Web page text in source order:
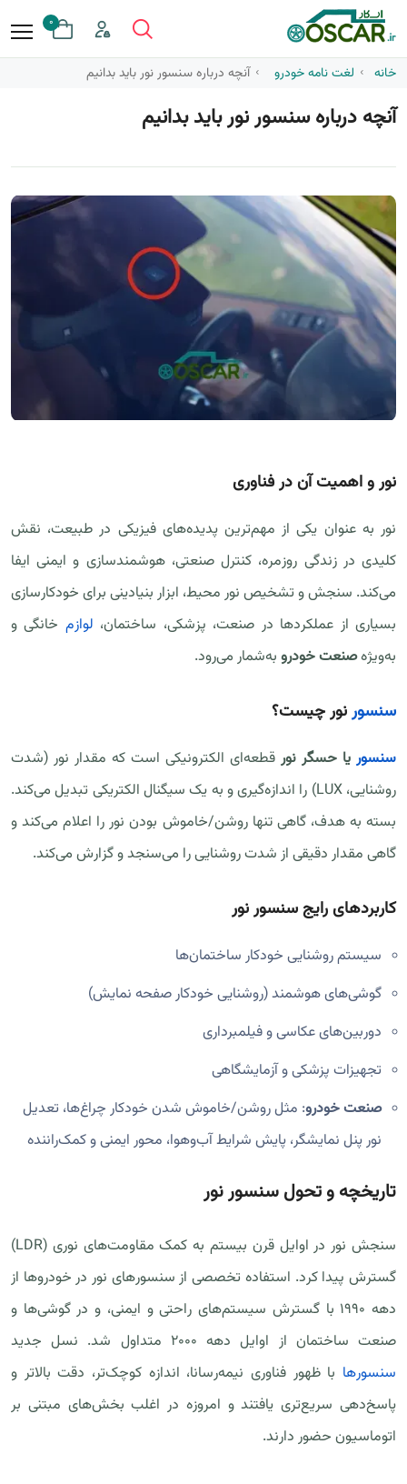
0
خانه لغت نامه خودرو آنچه درباره سنسور نور باید بدانیم
آنچه درباره سنسور نور باید بدانیم
نور و اهمیت آن در فناوری
نور به عنوان یکی از مهم‌ترین پدیده‌های فیزیکی در طبیعت، نقش
کلیدی در زندگی روزمره، کنترل صنعتی، هوشمندسازی و ایمنی ایفا
می‌کند. سنجش و تشخیص نور محیط، ابزار بنیادینی برای خودکارسازی
بسیاری از عملکردها در صنعت، پزشکی، ساختمان، لوازم خانگی و
به‌ویژهصنعت خودرو به‌شمار می‌رود.
سنسورنور چیست؟
سنسور یا حسگر نور قطعه‌ای الکترونیکی است که مقدار نور (شدت
روشنایی، LUX) را اندازه‌گیری و به یک سیگنال الکتریکی تبدیل می‌کند.
بسته به هدف، گاهی تنها روشن/خاموش بودن نور را اعلام می‌کند و
گاهی مقدار دقیقی از شدت روشنایی را می‌سنجد و گزارش می‌کند.
کاربردهای رایج سنسور نور
سیستم روشنایی خودکار ساختمان‌ها
گوشی‌های هوشمند (روشنایی خودکار صفحه نمایش)
دوربین‌های عکاسی و فیلمبرداری
تجهیزات پزشکی و آزمایشگاهی
صنعت خودرو: مثل روشن/خاموش شدن خودکار چراغ‌ها، تعدیل
نور پنل نمایشگر، پایش شرایط آب‌وهوا، محور ایمنی و کمک‌راننده
تاریخچه و تحول سنسور نور
سنجش نور در اوایل قرن بیستم به کمک مقاومت‌های نوری (LDR)
گسترش پیدا کرد. استفاده تخصصی از سنسورهای نور در خودروها از
دهه ۱۹۹۰ با گسترش سیستم‌های راحتی و ایمنی، و در گوشی‌ها و
صنعت ساختمان از اوایل دهه ۲۰۰۰ متداول شد. نسل جدید
سنسورها با ظهور فناوری نیمه‌رسانا، اندازه کوچک‌تر، دقت بالاتر و
پاسخ‌دهی سریع‌تری یافتند و امروزه در اغلب بخش‌های مبتنی بر
اتوماسیون حضور دارند.